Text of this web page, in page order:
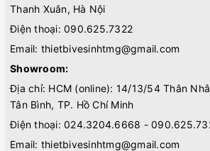
Thanh Xuân, Hà Nội
Điện thoại: 090.625.7322
Email: thietbivesinhtmg@gmail.com
Showroom:
Địa chỉ: HCM (online): 14/13/54 Thân
Tân Bình, TP. Hồ Chí Minh
Điện thoại: 024.3204.6668 -
Email: thietbivesinhtmg@gmail.com